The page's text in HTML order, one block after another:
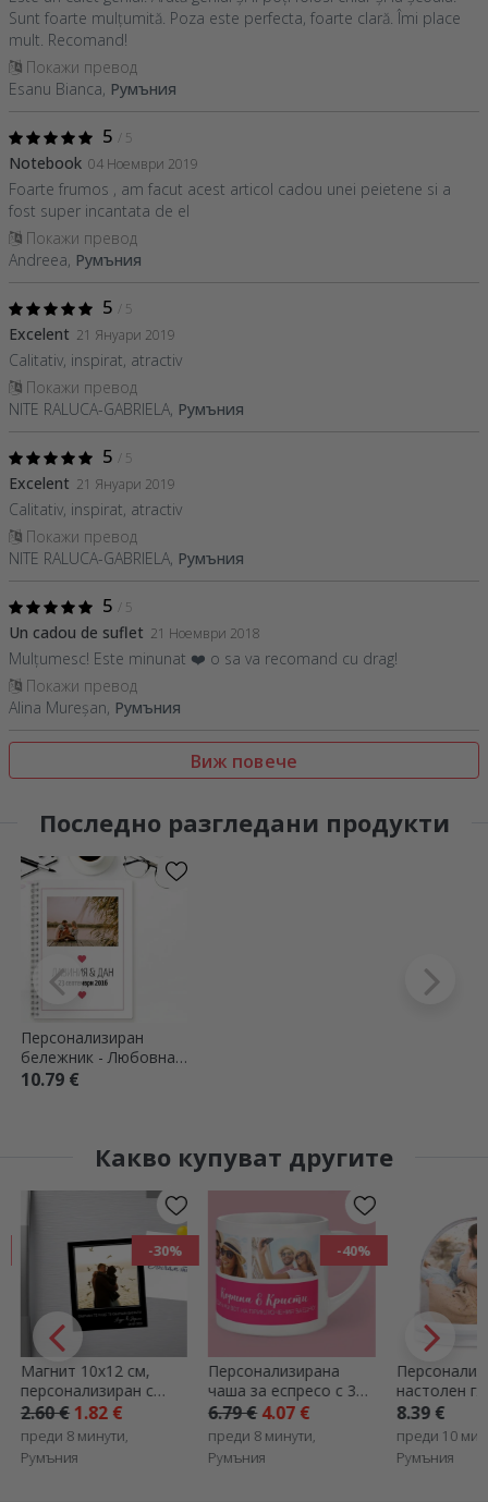
Sunt foarte mulțumită. Poza este perfecta, foarte clară. Îmi place
mult. Recomand!
Покажи превод
Esanu Bianca, Румъния
5 / 5
Notebook 04 Ноември 2019
Foarte frumos , am facut acest articol cadou unei peietene si a
fost super incantata de el
Покажи превод
Andreea, Румъния
5 / 5
Excelent 21 Януари 2019
Calitativ, inspirat, atractiv
Покажи превод
NITE RALUCA-GABRIELA, Румъния
5 / 5
Excelent 21 Януари 2019
Calitativ, inspirat, atractiv
Покажи превод
NITE RALUCA-GABRIELA, Румъния
5 / 5
Un cadou de suflet 21 Ноември 2018
Mulțumesc! Este minunat ❤️ o sa va recomand cu drag!
Покажи превод
Alina Mureșan, Румъния
Виж повече
Последно разгледани продукти
Персонализиран
бележник - Любовна
история
10.79 €
Какво купуват другите
-40%
Персонализирана
чаша за еспресо с 3
снимки и текст
6.79 €4.07 €
преди 8 минути,
Румъния
Персонализиран
настолен глобус с 2
снимки
8.39 €
преди 10 минути,
Румъния
Подаръчна
StarGift
1.00 €
преди 22
Румъния